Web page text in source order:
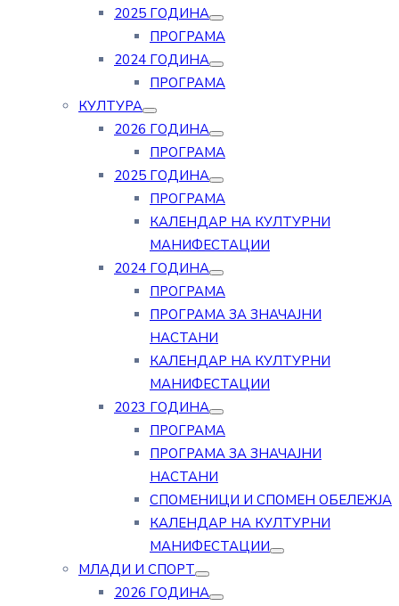
2025 ГОДИНА
ПРОГРАМА
2024 ГОДИНА
ПРОГРАМА
КУЛТУРА
2026 ГОДИНА
ПРОГРАМА
2025 ГОДИНА
ПРОГРАМА
КАЛЕНДАР НА КУЛТУРНИ
МАНИФЕСТАЦИИ
2024 ГОДИНА
ПРОГРАМА
ПРОГРАМА ЗА ЗНАЧАЈНИ
НАСТАНИ
КАЛЕНДАР НА КУЛТУРНИ
МАНИФЕСТАЦИИ
2023 ГОДИНА
ПРОГРАМА
ПРОГРАМА ЗА ЗНАЧАЈНИ
НАСТАНИ
СПОМЕНИЦИ И СПОМЕН ОБЕЛЕЖЈА
КАЛЕНДАР НА КУЛТУРНИ
МАНИФЕСТАЦИИ
МЛАДИ И СПОРТ
2026 ГОДИНА